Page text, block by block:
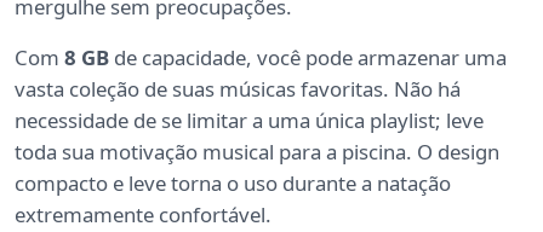
mergulhe sem preocupações.
Com 8 GB de capacidade, você pode armazenar uma
vasta coleção de suas músicas favoritas. Não há
necessidade de se limitar a uma única playlist; leve
toda sua motivação musical para a piscina. O design
compacto e leve torna o uso durante a natação
extremamente confortável.